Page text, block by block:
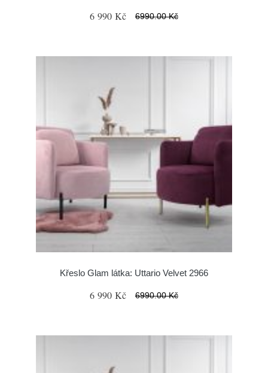
6 990 Kč 6990.00 Kč
Křeslo Glam látka: Uttario Velvet 2966
6 990 Kč 6990.00 Kč